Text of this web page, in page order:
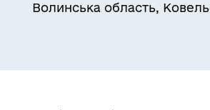
Волинська область,